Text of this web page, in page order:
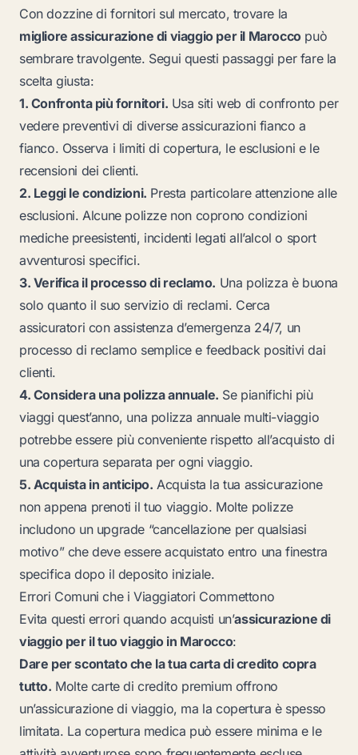
Con dozzine di fornitori sul mercato, trovare la
migliore assicurazione di viaggio per il Maroccopuò
sembrare travolgente. Segui questi passaggi per fare la
scelta giusta:
1. Confronta più fornitori. Usa siti web di confronto per
vedere preventivi di diverse assicurazioni fianco a
fianco. Osserva i limiti di copertura, le esclusioni e le
recensioni dei clienti.
2. Leggi le condizioni. Presta particolare attenzione alle
esclusioni. Alcune polizze non coprono condizioni
mediche preesistenti, incidenti legati all’alcol o sport
avventurosi specifici.
3. Verifica il processo di reclamo. Una polizza è buona
solo quanto il suo servizio di reclami. Cerca
assicuratori con assistenza d’emergenza 24/7, un
processo di reclamo semplice e feedback positivi dai
clienti.
4. Considera una polizza annuale. Se pianifichi più
viaggi quest’anno, una polizza annuale multi-viaggio
potrebbe essere più conveniente rispetto all’acquisto di
una copertura separata per ogni viaggio.
5. Acquista in anticipo. Acquista la tua assicurazione
non appena prenoti il tuo viaggio. Molte polizze
includono un upgrade “cancellazione per qualsiasi
motivo” che deve essere acquistato entro una finestra
specifica dopo il deposito iniziale.
Errori Comuni che i Viaggiatori Commettono
Evita questi errori quando acquisti un’assicurazione di
viaggio per il tuo viaggio in Marocco:
Dare per scontato che la tua carta di credito copra
tutto. Molte carte di credito premium offrono
un’assicurazione di viaggio, ma la copertura è spesso
limitata. La copertura medica può essere minima e le